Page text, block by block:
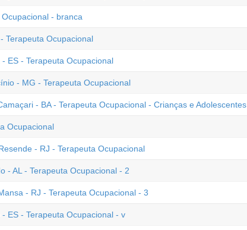
- branca
Terapeuta Ocupacional
ES - Terapeuta Ocupacional
- MG - Terapeuta Ocupacional
- BA - Terapeuta Ocupacional - Crianças e Adolescentes
Ocupacional
- RJ - Terapeuta Ocupacional
- AL - Terapeuta Ocupacional - 2
- RJ - Terapeuta Ocupacional - 3
ES - Terapeuta Ocupacional - v